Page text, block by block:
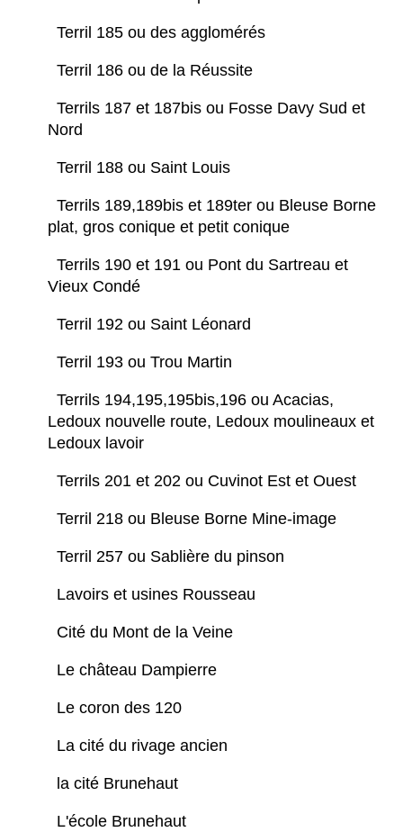
Terril 185 ou des agglomérés
Terril 186 ou de la Réussite
Terrils 187 et 187bis ou Fosse Davy Sud et
Nord
Terril 188 ou Saint Louis
Terrils 189,189bis et 189ter ou Bleuse Borne
plat, gros conique et petit conique
Terrils 190 et 191 ou Pont du Sartreau et
Vieux Condé
Terril 192 ou Saint Léonard
Terril 193 ou Trou Martin
Terrils 194,195,195bis,196 ou Acacias,
Ledoux nouvelle route, Ledoux moulineaux et
Ledoux lavoir
Terrils 201 et 202 ou Cuvinot Est et Ouest
Terril 218 ou Bleuse Borne Mine-image
Terril 257 ou Sablière du pinson
Lavoirs et usines Rousseau
Cité du Mont de la Veine
Le château Dampierre
Le coron des 120
La cité du rivage ancien
la cité Brunehaut
L'école Brunehaut